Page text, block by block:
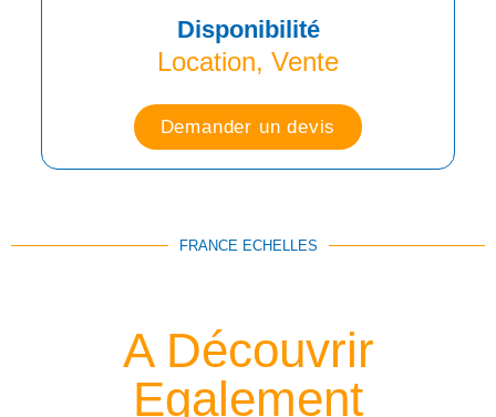
Disponibilité
Location, Vente
Demander un devis
FRANCE ECHELLES
A Découvrir
Egalement